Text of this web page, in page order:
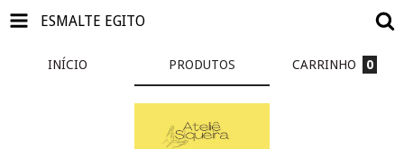
ESMALTE EGITO
INÍCIO PRODUTOS CARRINHO 0